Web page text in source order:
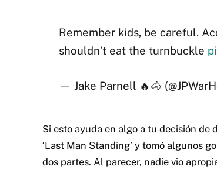
Remember kids, be careful.
shouldn’t eat the turnbuckle
— Jake Parnell 🔥🐴
Si esto ayuda en algo a tu decisión de
‘Last Man Standing’ y tomó algunos
dos partes. Al parecer, nadie vio